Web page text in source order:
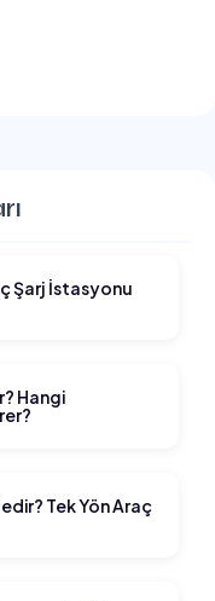
Şarj İstasyonu
Hangi
Tek Yön Araç